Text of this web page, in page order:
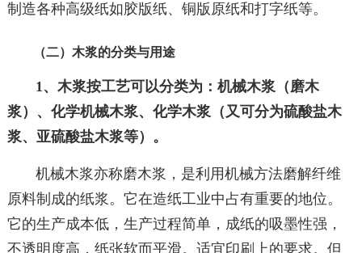
制造各种高级纸如胶版纸、铜版原纸和打字纸等。
（二）木浆的分类与用途
1、木浆按工艺可以分类为：机械木浆（磨木
浆）、化学机械木浆、化学木浆（又可分为硫酸盐木
浆、亚硫酸盐木浆等）。
机械木浆亦称磨木浆，是利用机械方法磨解纤维
原料制成的纸浆。它在造纸工业中占有重要的地位。
它的生产成本低，生产过程简单，成纸的吸墨性强，
不透明度高，纸张软而平滑。适宜印刷上的要求。但